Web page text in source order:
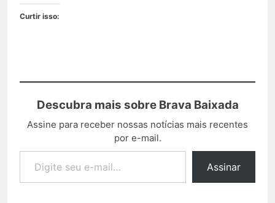
Curtir isso:
Descubra mais sobre Brava Baixada
Assine para receber nossas notícias mais recentes
por e-mail.
Assinar